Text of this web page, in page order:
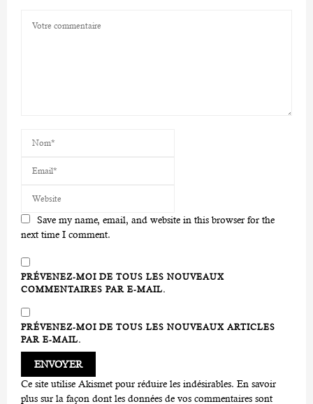
Save my name, email, and website in this browser for the
next time I comment.
PRÉVENEZ-MOI DE TOUS LES NOUVEAUX
COMMENTAIRES PAR E-MAIL.
PRÉVENEZ-MOI DE TOUS LES NOUVEAUX ARTICLES
PAR E-MAIL.
Ce site utilise Akismet pour réduire les indésirables. En savoir
plus sur la façon dont les données de vos commentaires sont